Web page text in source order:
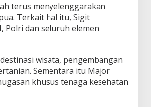
terus menyelenggarakan
Terkait hal itu, Sigit
Polri dan seluruh elemen
wisata, pengembangan
Sementara itu Major
khusus tenaga kesehatan